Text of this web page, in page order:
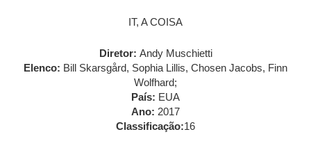
IT, A COISA
Diretor: Andy Muschietti
Elenco: Bill Skarsgård, Sophia Lillis, Chosen Jacobs, Finn
Wolfhard;
País: EUA
Ano: 2017
Classificação:16